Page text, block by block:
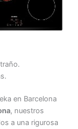
en Barcelona
, nuestros
a una rigurosa